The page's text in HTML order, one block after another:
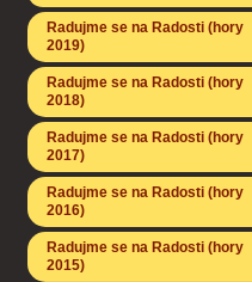
Radujme se na Radosti (hory
2019)
Radujme se na Radosti (hory
2018)
Radujme se na Radosti (hory
2017)
Radujme se na Radosti (hory
2016)
Radujme se na Radosti (hory
2015)